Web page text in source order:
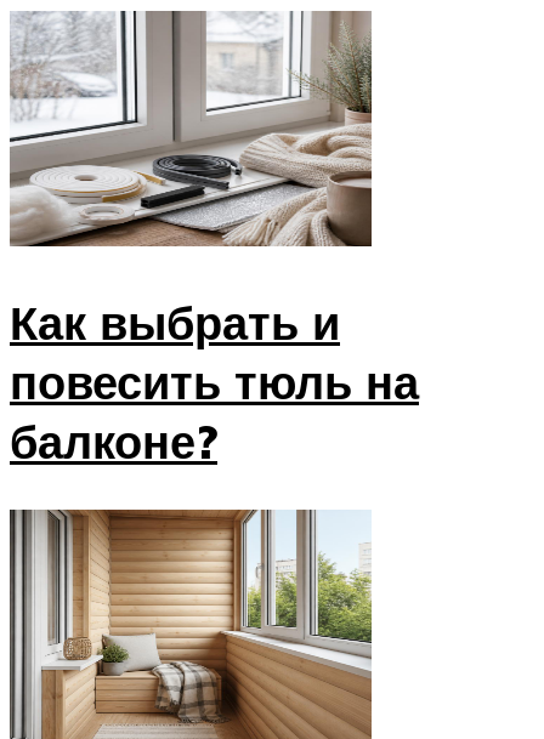
Как выбрать и
повесить тюль на
балконе?